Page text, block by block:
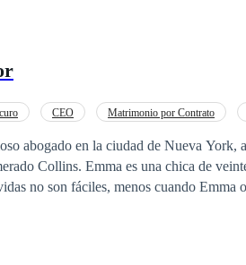
CEO Matrimonio por Contrato
abogado en la ciudad de Nueva York,
Collins. Emma es una chica de
no son fáciles, menos cuando Emma
por su novia y Emma